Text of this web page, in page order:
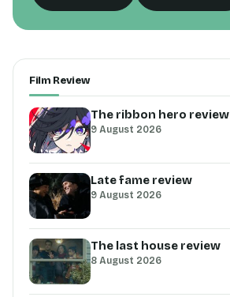
Film Review
The ribbon hero review
9 August 2026
Late fame review
9 August 2026
The last house review
8 August 2026